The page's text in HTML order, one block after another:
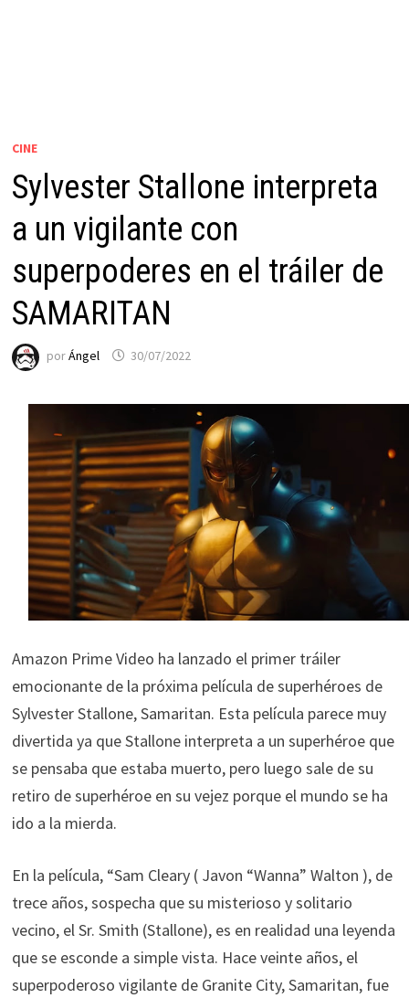
CINE
Sylvester Stallone interpreta
a un vigilante con
superpoderes en el tráiler de
SAMARITAN
porÁngel 30/07/2022
Amazon Prime Video ha lanzado el primer tráiler
emocionante de la próxima película de superhéroes de
Sylvester Stallone, Samaritan. Esta película parece muy
divertida ya que Stallone interpreta a un superhéroe que
se pensaba que estaba muerto, pero luego sale de su
retiro de superhéroe en su vejez porque el mundo se ha
ido a la mierda.
En la película, “Sam Cleary ( Javon “Wanna” Walton ), de
trece años, sospecha que su misterioso y solitario
vecino, el Sr. Smith (Stallone), es en realidad una leyenda
que se esconde a simple vista. Hace veinte años, el
superpoderoso vigilante de Granite City, Samaritan, fue